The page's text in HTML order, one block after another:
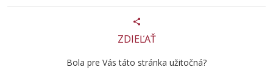
ZDIEĽAŤ
Bola pre Vás táto stránka užitočná?